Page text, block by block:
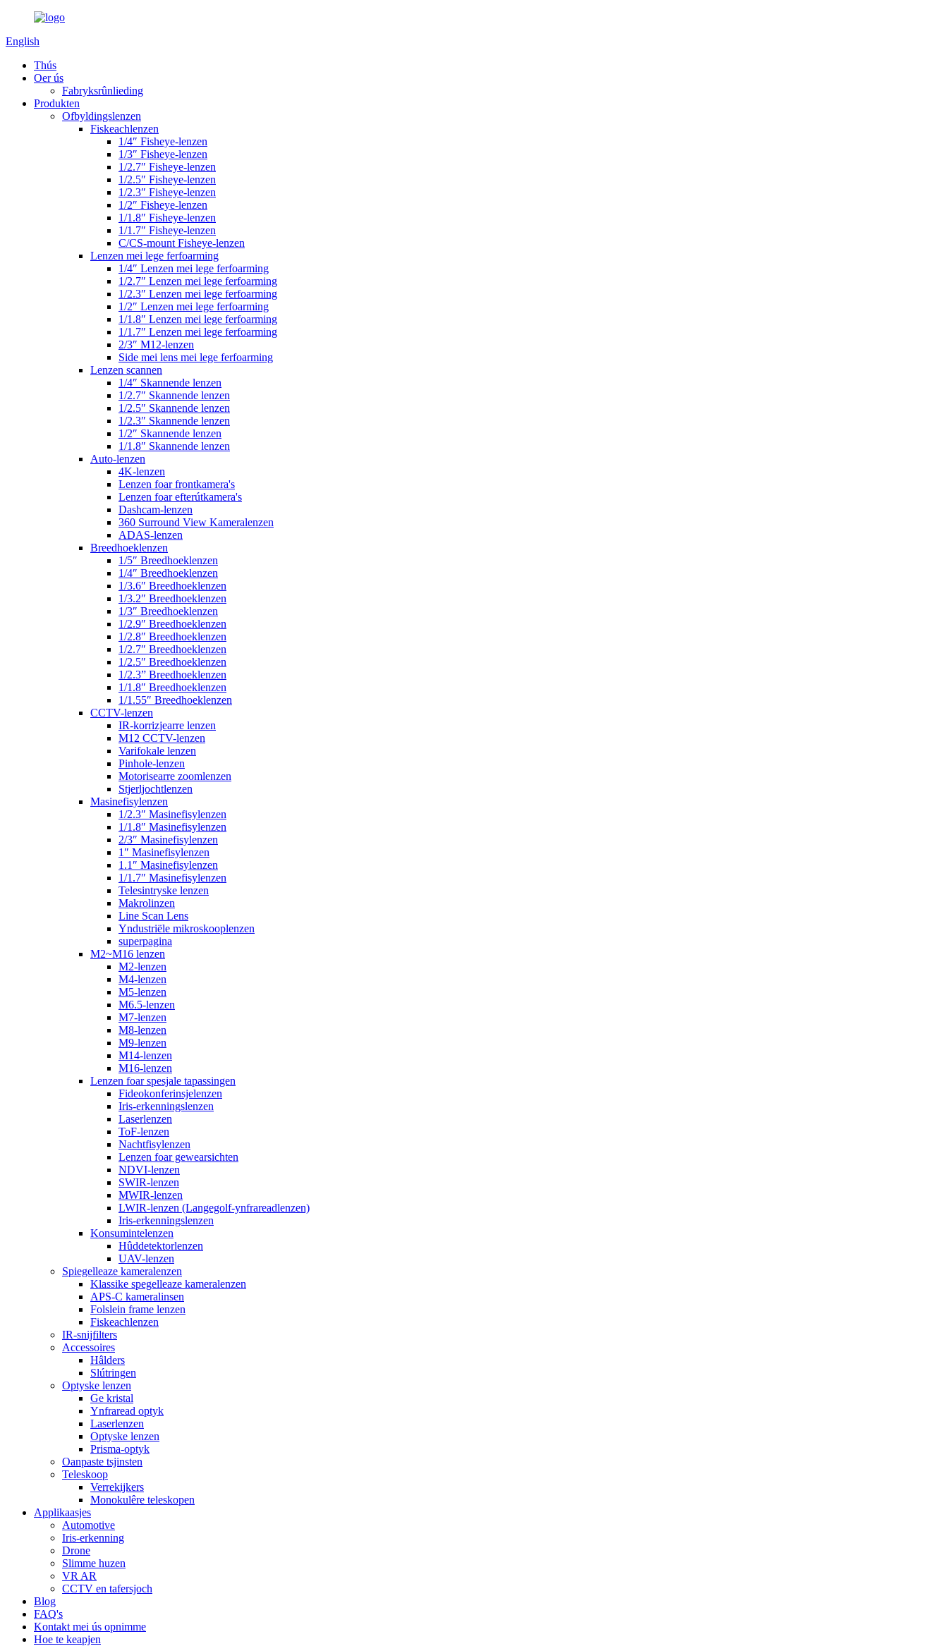
English
Thús
Oer ús
Fabryksrûnlieding
Produkten
Ofbyldingslenzen
Fiskeachlenzen
1/4″ Fisheye-lenzen
1/3″ Fisheye-lenzen
1/2.7″ Fisheye-lenzen
1/2.5″ Fisheye-lenzen
1/2.3″ Fisheye-lenzen
1/2″ Fisheye-lenzen
1/1.8″ Fisheye-lenzen
1/1.7″ Fisheye-lenzen
C/CS-mount Fisheye-lenzen
Lenzen mei lege ferfoarming
1/4″ Lenzen mei lege ferfoarming
1/2.7″ Lenzen mei lege ferfoarming
1/2.3″ Lenzen mei lege ferfoarming
1/2″ Lenzen mei lege ferfoarming
1/1.8″ Lenzen mei lege ferfoarming
1/1.7″ Lenzen mei lege ferfoarming
2/3″ M12-lenzen
Side mei lens mei lege ferfoarming
Lenzen scannen
1/4″ Skannende lenzen
1/2.7″ Skannende lenzen
1/2.5″ Skannende lenzen
1/2.3″ Skannende lenzen
1/2″ Skannende lenzen
1/1.8″ Skannende lenzen
Auto-lenzen
4K-lenzen
Lenzen foar frontkamera's
Lenzen foar efterútkamera's
Dashcam-lenzen
360 Surround View Kameralenzen
ADAS-lenzen
Breedhoeklenzen
1/5″ Breedhoeklenzen
1/4″ Breedhoeklenzen
1/3.6″ Breedhoeklenzen
1/3.2″ Breedhoeklenzen
1/3″ Breedhoeklenzen
1/2.9″ Breedhoeklenzen
1/2.8″ Breedhoeklenzen
1/2.7″ Breedhoeklenzen
1/2.5″ Breedhoeklenzen
1/2.3” Breedhoeklenzen
1/1.8″ Breedhoeklenzen
1/1.55″ Breedhoeklenzen
CCTV-lenzen
IR-korrizjearre lenzen
M12 CCTV-lenzen
Varifokale lenzen
Pinhole-lenzen
Motorisearre zoomlenzen
Stjerljochtlenzen
Masinefisylenzen
1/2.3″ Masinefisylenzen
1/1.8″ Masinefisylenzen
2/3″ Masinefisylenzen
1″ Masinefisylenzen
1.1″ Masinefisylenzen
1/1.7″ Masinefisylenzen
Telesintryske lenzen
Makrolinzen
Line Scan Lens
Yndustriële mikroskooplenzen
superpagina
M2~M16 lenzen
M2-lenzen
M4-lenzen
M5-lenzen
M6.5-lenzen
M7-lenzen
M8-lenzen
M9-lenzen
M14-lenzen
M16-lenzen
Lenzen foar spesjale tapassingen
Fideokonferinsjelenzen
Iris-erkenningslenzen
Laserlenzen
ToF-lenzen
Nachtfisylenzen
Lenzen foar gewearsichten
NDVI-lenzen
SWIR-lenzen
MWIR-lenzen
LWIR-lenzen (Langegolf-ynfrareadlenzen)
Iris-erkenningslenzen
Konsumintelenzen
Hûddetektorlenzen
UAV-lenzen
Spiegelleaze kameralenzen
Klassike spegelleaze kameralenzen
APS-C kameralinsen
Folslein frame lenzen
Fiskeachlenzen
IR-snijfilters
Accessoires
Hâlders
Slútringen
Optyske lenzen
Ge kristal
Ynfraread optyk
Laserlenzen
Optyske lenzen
Prisma-optyk
Oanpaste tsjinsten
Teleskoop
Verrekijkers
Monokulêre teleskopen
Applikaasjes
Automotive
Iris-erkenning
Drone
Slimme huzen
VR AR
CCTV en tafersjoch
Blog
FAQ's
Kontakt mei ús opnimme
Hoe te keapjen